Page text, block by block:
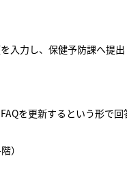
入力し、保健予防課へ提出
を更新するという形で回
）